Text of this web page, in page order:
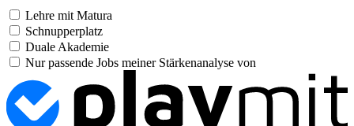
Lehre mit Matura
Schnupperplatz
Duale Akademie
Nur passende Jobs meiner Stärkenanalyse von